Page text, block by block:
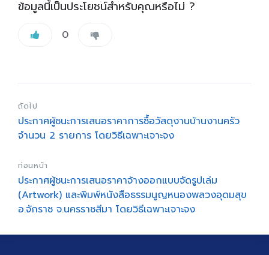
ข้อมูลนี้เป็นประโยชน์สำหรับคุณหรือไม่ ?
0
ถัดไป
ประกาศผู้ชนะการเสนอราคาการซื้อวัสดุงานบ้านงานครัว
จำนวน 2 รายการ โดยวิธีเฉพาะเจาะจง
ก่อนหน้า
ประกาศผู้ชนะการเสนอราคาจ้างออกแบบจัดรูปเล่ม
(Artwork) และพิมพ์หนังสือธรรมนูญหนองพลวงอุดมสุข
อ.จักราช จ.นครราชสีมา โดยวิธีเฉพาะเจาะจง